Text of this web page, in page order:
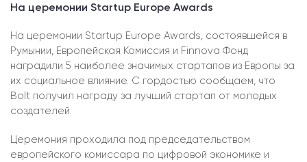
На церемонии Startup Europe Awards
На церемонии Startup Europe Awards, состоявшейся в
Румынии, Европейская Комиссия и Finnova Фонд
наградили 5 наиболее значимых стартапов из Европы за
их социальное влияние. С гордостью сообщаем, что
Bolt получил награду за лучший стартап от молодых
создателей.
Церемония проходила под председательством
европейского комиссара по цифровой экономике и